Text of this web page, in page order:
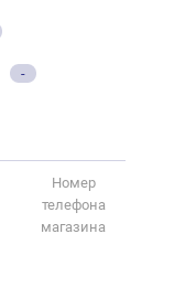
-
Номер
телефона
магазина